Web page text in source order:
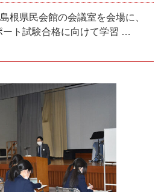
根県民会館の会議室を会場に、
ート試験合格に向けて学習 …